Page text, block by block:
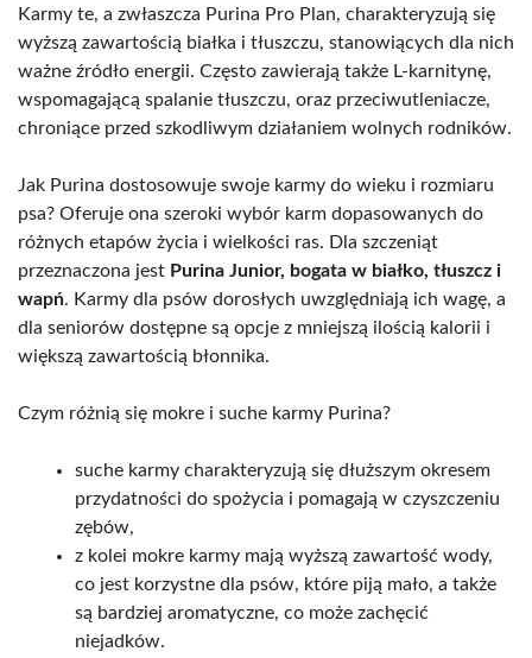
Karmy te, a zwłaszcza Purina Pro Plan, charakteryzują się
wyższą zawartością białka i tłuszczu, stanowiących dla nich
ważne źródło energii. Często zawierają także L-karnitynę,
wspomagającą spalanie tłuszczu, oraz przeciwutleniacze,
chroniące przed szkodliwym działaniem wolnych rodników.
Jak Purina dostosowuje swoje karmy do wieku i rozmiaru
psa? Oferuje ona szeroki wybór karm dopasowanych do
różnych etapów życia i wielkości ras. Dla szczeniąt
przeznaczona jest Purina Junior, bogata w białko, tłuszcz i
wapń. Karmy dla psów dorosłych uwzględniają ich wagę, a
dla seniorów dostępne są opcje z mniejszą ilością kalorii i
większą zawartością błonnika.
Czym różnią się mokre i suche karmy Purina?
suche karmy charakteryzują się dłuższym okresem
przydatności do spożycia i pomagają w czyszczeniu
zębów,
z kolei mokre karmy mają wyższą zawartość wody,
co jest korzystne dla psów, które piją mało, a także
są bardziej aromatyczne, co może zachęcić
niejadków.